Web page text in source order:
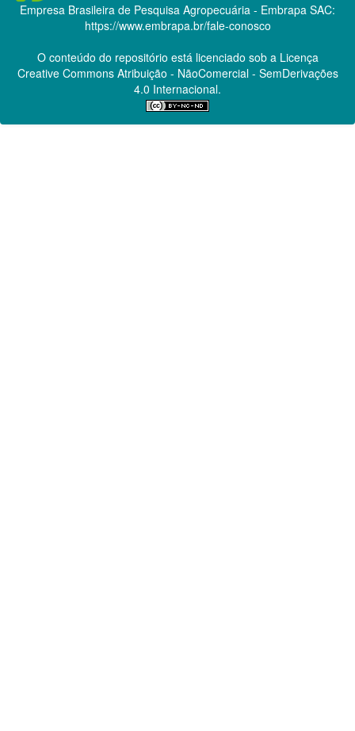
Empresa Brasileira de Pesquisa Agropecuária - Embrapa SAC:
https://www.embrapa.br/fale-conosco
O conteúdo do repositório está licenciado sob a Licença
Creative CommonsAtribuição - NãoComercial - SemDerivações
4.0 Internacional.